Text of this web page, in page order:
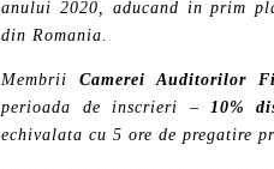
anului 2020, aducand in prim
din Romania.
MembriiCamerei Auditorilor
perioada de inscrieri –10%
echivalata cu 5 ore de pregatire